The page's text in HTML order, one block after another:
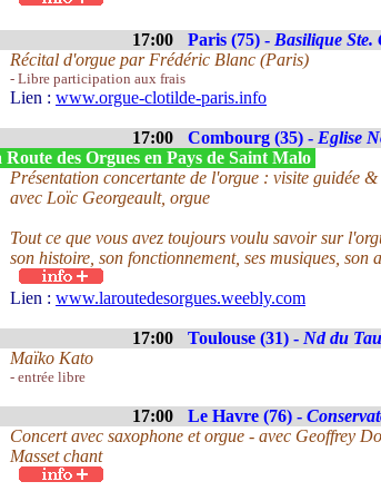
17:00 Paris (75) - Basilique Ste.
Récital d'orgue par Frédéric Blanc (Paris)
- Libre participation aux frais
Lien : www.orgue-clotilde-paris.info
17:00 Combourg (35) - Eglise
des Orgues en Pays de Saint Malo
Présentation concertante de l'orgue : visite guidée
avec Loïc Georgeault, orgue
Tout ce que vous avez toujours voulu savoir sur
son histoire, son fonctionnement, ses musiques, son
Lien : www.laroutedesorgues.weebly.com
17:00 Toulouse (31) - Nd du
Maïko Kato
- entrée libre
17:00 Le Havre (76) -
Concert avec saxophone et orgue - avec Geoffrey
Masset chant